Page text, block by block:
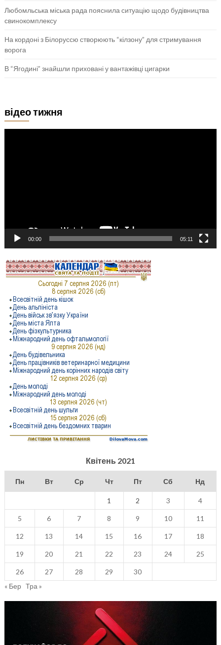
Любомльська міська рада пояснила ситуацію щодо будівництва
свинокомплексу
На кордоні з Білоруссю створюють “кілзону” для стримування
ворога
В “Ягодині” знайшли приховані у вантажівці цигарки
відео тижня
00:00 05:11
Квітень 2021
Пн Вт Ср Чт Пт Сб Нд
1 2 3 4
5 6 7 8 9 10 11
12 13 14 15 16 17 18
19 20 21 22 23 24 25
26 27 28 29
30
« Бер Тра »